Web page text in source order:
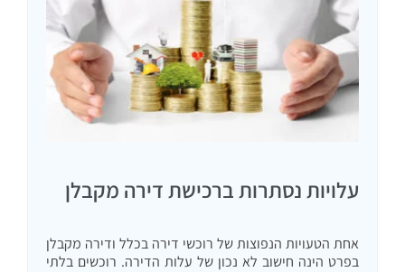
עלויות נסתרות ברכישת דירה מקבלן
אחת הטעויות הנפוצות של רוכשי דירה בכלל ודירה מקבלן
בפרט הינה חישוב לא נכון של עלות הדירה. רוכשים בלתי